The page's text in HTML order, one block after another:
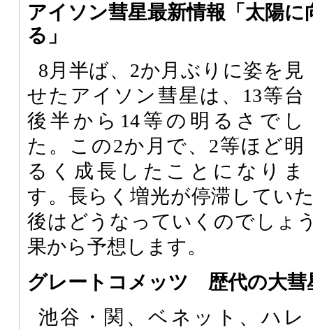
アイソン彗星最新情報「太陽
る」
8月半ば、2か月ぶりに姿を見
せたアイソン彗星は、13等台
後半から14等の明るさでし
た。この2か月で、2等ほど明
るく成長したことになりま
す。長らく増光が停滞してい
後はどうなっていくのでしょ
果から予想します。
グレートコメッツ 歴代の大彗
池谷・関、ベネット、ハレ